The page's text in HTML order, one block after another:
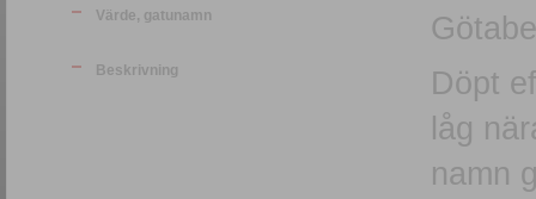
Värde, gatunamn
Beskrivning
Döpt
låg
namn